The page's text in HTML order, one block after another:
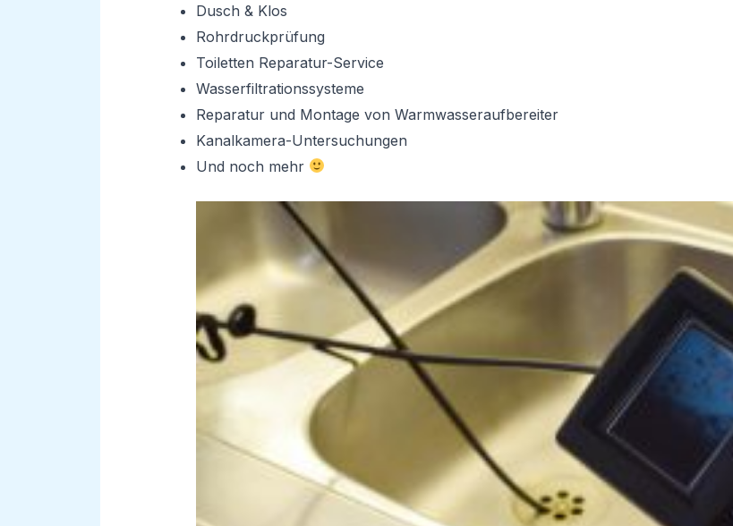
Dusch & Klos
Rohrdruckprüfung
Toiletten Reparatur-Service
Wasserfiltrationssysteme
Reparatur und Montage von Warmwasseraufbereiter
Kanalkamera-Untersuchungen
Und noch mehr